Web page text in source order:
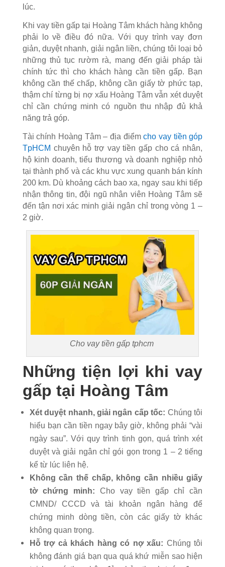
lúc.
Khi vay tiền gấp tại Hoàng Tâm khách hàng không
phải lo về điều đó nữa. Với quy trình vay đơn
giản, duyệt nhanh, giải ngân liền, chúng tôi loại bỏ
những thủ tục rườm rà, mang đến giải pháp tài
chính tức thì cho khách hàng cần tiền gấp. Bạn
không cần thế chấp, không cần giấy tờ phức tạp,
thậm chí từng bị nợ xấu Hoàng Tâm vẫn xét duyệt
chỉ cần chứng minh có nguồn thu nhập đủ khả
năng trả góp.
Tài chính Hoàng Tâm – địa điểmcho vay tiền góp
TpHCM chuyên hỗ trợ vay tiền gấp cho cá nhân,
hộ kinh doanh, tiểu thương và doanh nghiệp nhỏ
tại thành phố và các khu vực xung quanh bán kính
200 km. Dù khoảng cách bao xa, ngay sau khi tiếp
nhận thông tin, đội ngũ nhân viên Hoàng Tâm sẽ
đến tận nơi xác minh giải ngân chỉ trong vòng 1 –
2 giờ.
Cho vay tiền gấp tphcm
Những tiện lợi khi vay
gấp tại Hoàng Tâm
Xét duyệt nhanh, giải ngân cấp tốc: Chúng tôi
hiểu bạn cần tiền ngay bây giờ, không phải “vài
ngày sau”. Với quy trình tinh gọn, quá trình xét
duyệt và giải ngân chỉ gói gọn trong 1 – 2 tiếng
kể từ lúc liên hệ.
Không cần thế chấp, không cần nhiều giấy
tờ chứng minh: Cho vay tiền gấp chỉ cần
CMND/ CCCD và tài khoản ngân hàng để
chứng minh dòng tiền, còn các giấy tờ khác
không quan trọng.
Hỗ trợ cả khách hàng có nợ xấu: Chúng tôi
không đánh giá bạn qua quá khứ miễn sao hiện